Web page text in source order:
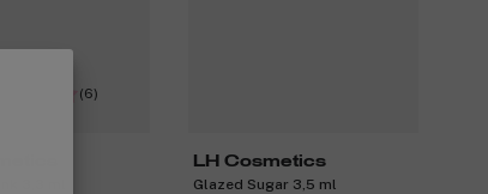
(6)
LH Cosmetics
Glazed Sugar 3,5 ml